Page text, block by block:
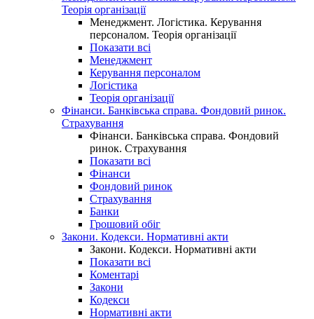
Теорія організації
Менеджмент. Логістика. Керування
персоналом. Теорія організації
Показати всі
Менеджмент
Керування персоналом
Логістика
Теорія організації
Фінанси. Банківська справа. Фондовий ринок.
Страхування
Фінанси. Банківська справа. Фондовий
ринок. Страхування
Показати всі
Фінанси
Фондовий ринок
Страхування
Банки
Грошовий обіг
Закони. Кодекси. Нормативні акти
Закони. Кодекси. Нормативні акти
Показати всі
Коментарі
Закони
Кодекси
Нормативні акти